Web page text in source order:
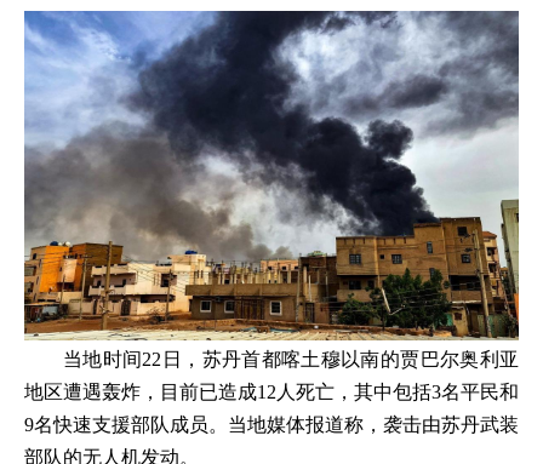
当地时间22日，苏丹首都喀土穆以南的贾巴尔奥利亚
地区遭遇轰炸，目前已造成12人死亡，其中包括3名平民和
9名快速支援部队成员。当地媒体报道称，袭击由苏丹武装
部队的无人机发动。